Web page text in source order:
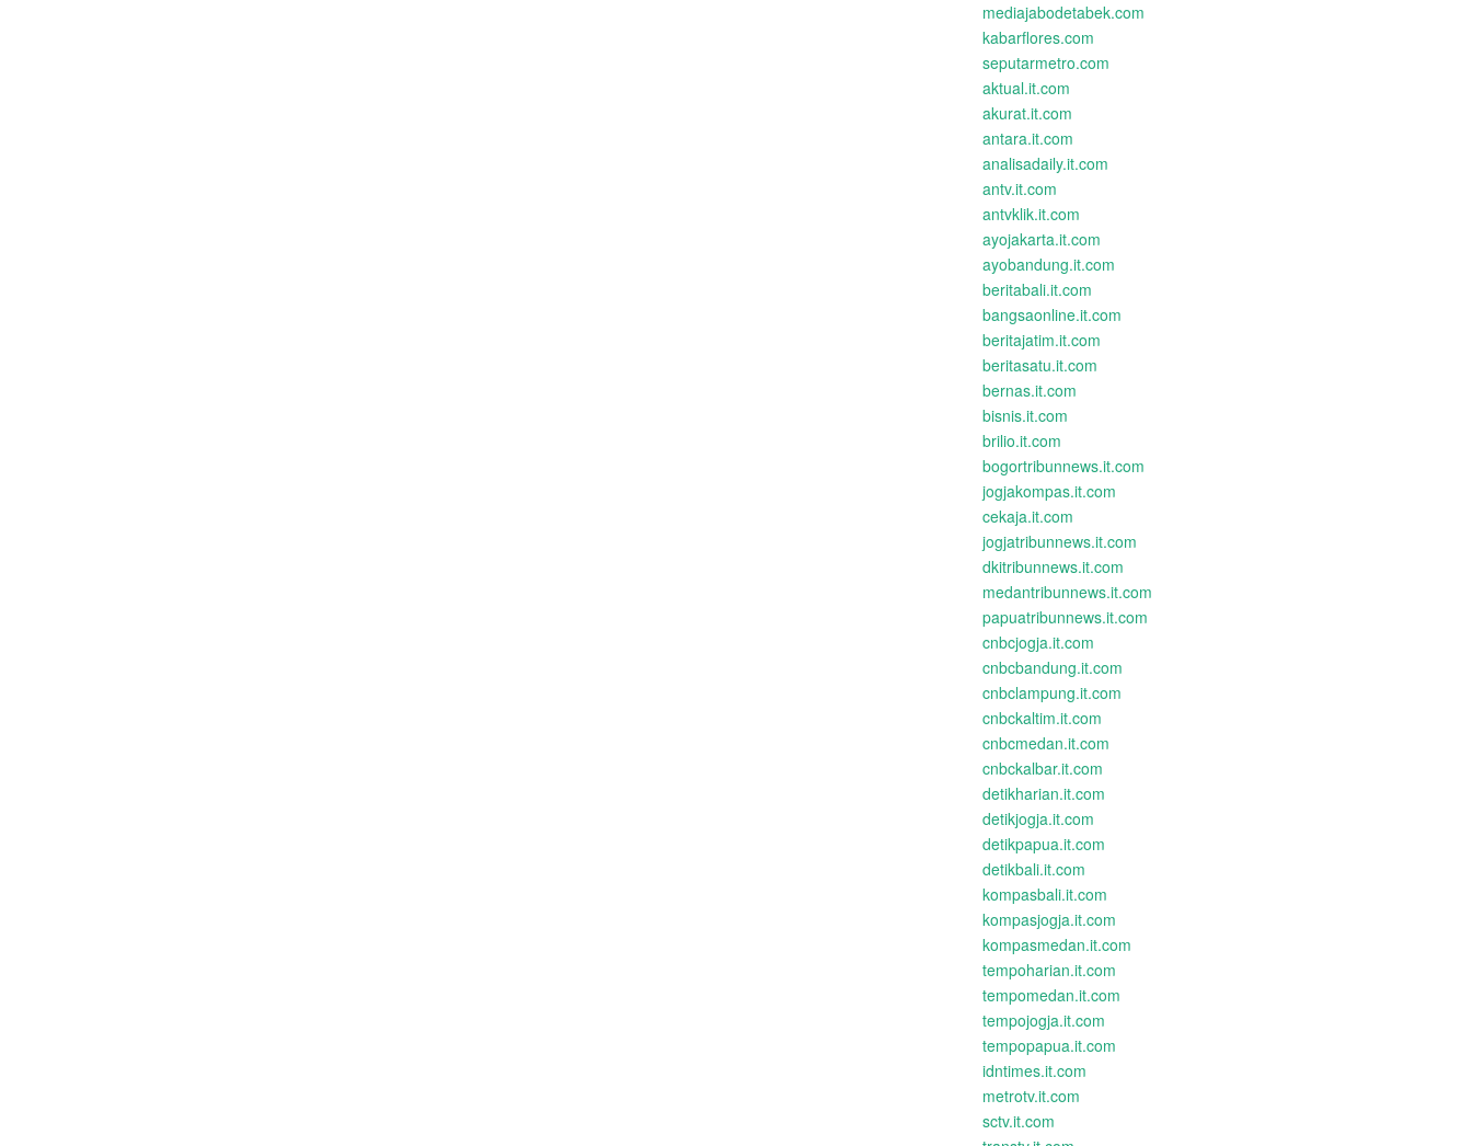
mediajabodetabek.com
kabarflores.com
seputarmetro.com
aktual.it.com
akurat.it.com
antara.it.com
analisadaily.it.com
antv.it.com
antvklik.it.com
ayojakarta.it.com
ayobandung.it.com
beritabali.it.com
bangsaonline.it.com
beritajatim.it.com
beritasatu.it.com
bernas.it.com
bisnis.it.com
brilio.it.com
bogortribunnews.it.com
jogjakompas.it.com
cekaja.it.com
jogjatribunnews.it.com
dkitribunnews.it.com
medantribunnews.it.com
papuatribunnews.it.com
cnbcjogja.it.com
cnbcbandung.it.com
cnbclampung.it.com
cnbckaltim.it.com
cnbcmedan.it.com
cnbckalbar.it.com
detikharian.it.com
detikjogja.it.com
detikpapua.it.com
detikbali.it.com
kompasbali.it.com
kompasjogja.it.com
kompasmedan.it.com
tempoharian.it.com
tempomedan.it.com
tempojogja.it.com
tempopapua.it.com
idntimes.it.com
metrotv.it.com
sctv.it.com